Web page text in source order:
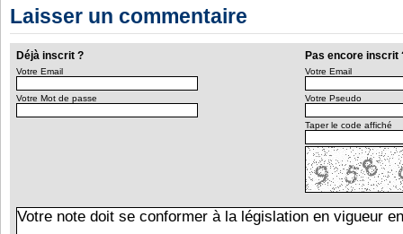
Laisser un commentaire
Déjà inscrit ? Pas encore inscrit
Votre Email
Votre Mot de passe
Votre Email
Votre Pseudo
Taper le code affiché